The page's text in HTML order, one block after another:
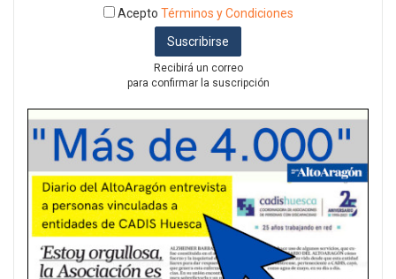
Acepto Términos y Condiciones
Recibirá un correo
para confirmar la suscripción